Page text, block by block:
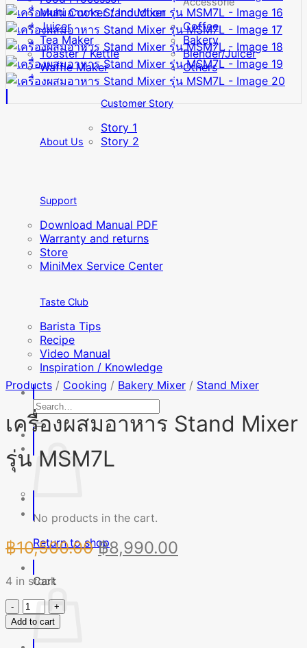
Multi Cooker / Induction
Juicer
Tea Maker
Toaster / Kettle
Waffle Maker
Coffee
Bakery
Blender/Juicer
Others
About Us
Customer Story
Story 1
Story 2
Support
Download Manual PDF
Warranty and returns
Store
MiniMex Service Center
Taste Club
Barista Tips
Recipe
Video Manual
Inspiration / Knowledge
Search
for:
No products in the cart.
Return to shop
Cart
Products / Cooking / Bakery Mixer / Stand Mixer
เครื่องผสมอาหาร Stand Mixer
รุ่น MSM7L
฿10,500.00 Original
฿8,990.00
4 in stock
เครื่อง
ผสม
อาหาร
Add to cart